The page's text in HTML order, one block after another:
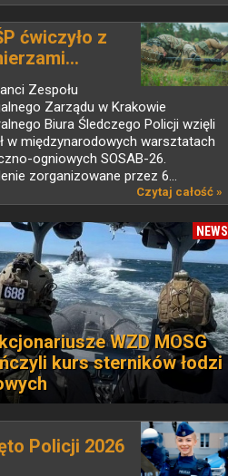
ćwiczyło z
Zespołu
Zarządu w Krakowie
Biura Śledczego Policji wzięli
w międzynarodowych warsztatach
ogniowych SOSAB-26.
zorganizowane przez 6...
Czytaj całość »
NEWS
WZD MOSG
kurs sterników łodzi
Policji 2026